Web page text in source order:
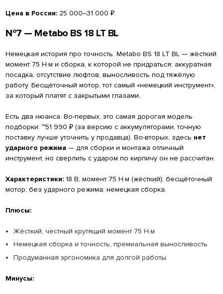
Цена в России:25 000–31 000 ₽.
№7 — Metabo BS 18 LT BL
Немецкая история про точность. Metabo BS 18 LT BL — жёсткий
момент 75 Н·м и сборка, к которой не придраться: аккуратная
посадка, отсутствие люфтов, выносливость под тяжёлую
работу. Бесщёточный мотор, тот самый «немецкий инструмент»,
за который платят с закрытыми глазами.
Есть два нюанса. Во-первых, это самая дорогая модель
подборки: ~51 990 ₽ (за версию с аккумуляторами, точную
поставку лучше уточнить у продавца). Во-вторых, здесь нет
ударного режима — для сборки и монтажа отличный
инструмент, но сверлить с ударом по кирпичу он не рассчитан.
Характеристики:18 В; момент 75 Н·м (жёсткий); бесщёточный
мотор; без ударного режима; немецкая сборка.
Плюсы:
Жёсткий, честный крутящий момент 75 Н·м
Немецкая сборка и точность, премиальная выносливость
Продуманная эргономика для долгой работы
Минусы: